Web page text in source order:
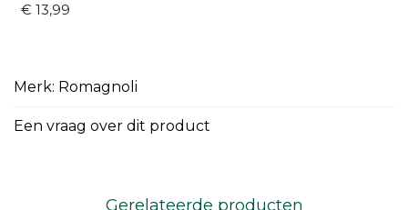
€ 13,99
Merk: Romagnoli
Een vraag over dit product
Gerelateerde producten